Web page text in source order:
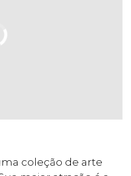
coleção de arte